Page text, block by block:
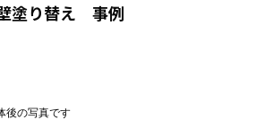
塗り替え 事例
後の写真です